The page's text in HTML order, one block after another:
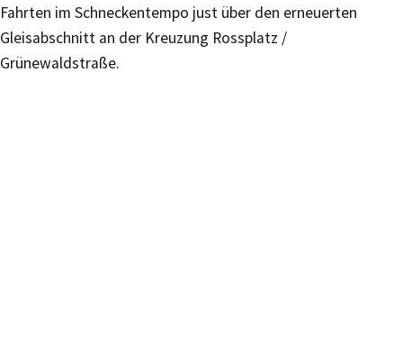
Fahrten im Schneckentempo just über den erneuerten
Gleisabschnitt an der Kreuzung Rossplatz /
Grünewaldstraße.